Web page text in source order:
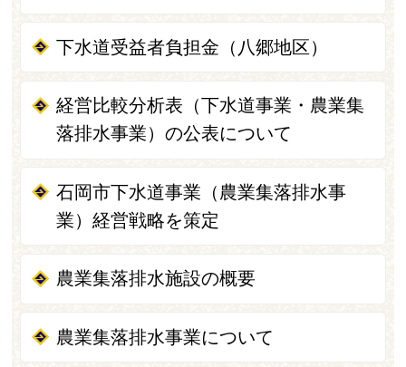
下水道受益者負担金（八郷地区）
経営比較分析表（下水道事業・農業集
落排水事業）の公表について
石岡市下水道事業（農業集落排水事
業）経営戦略を策定
農業集落排水施設の概要
農業集落排水事業について